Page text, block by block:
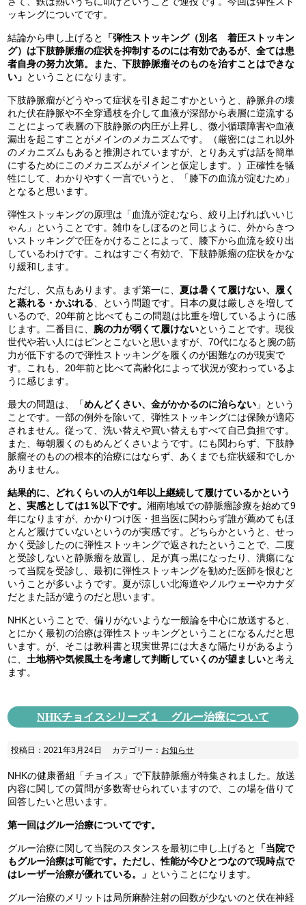
ッキングについてです。
結論から申し上げると
「弾性ストッキング（別名 着圧ストッキン
グ）は下肢静脈瘤の症状を抑制するのには有効であるが、全ては患
者自身の努力次第。また、下肢静脈瘤そのものを治すことはできな
い」 ということになります。
下肢静脈瘤がどうやって症状を引き起こすかというと、静脈弁の壊
れた伏在静脈や不全穿通枝を介して血液が深部から表層に逆流する
ことによって表層の下肢静脈の内圧が上昇し、微小循環障害や血液
漏出を起こすことがメインのメカニズムです。（厳密にはこれ以外
のメカニズムもあると推測されていますが、とりあえずは話を簡単
にするためにこのメカニズムがメインと仮定します。）正確性を犠
牲にして、わかりやすく一言でいうと、「膝下の血流が淀むため」
となると思います。
弾性ストッキングの原理は「血流が淀むなら、絞り上げればいいじ
ゃん」ということです。雑巾をしぼるのと同じように、外からきつ
いストッキングで圧をかけることによって、膝下から血流を絞り出
しているわけです。これはすごく有効で、下肢静脈瘤の症状をかな
り緩和します。
ただし、欠点もあります。まず第一に、夏は暑くて履けない、履く
と蒸れる・かぶれる、という問題です。日本の夏は厳しさを増して
いるので、20年前と比べてもこの問題は比重を増しているように感
じます。二番目に、 腕の力が弱くて履けないということです。現役
世代や若い人にはピンとこないと思いますが、70代になると腕の筋
力が低下するので弾性ストッキングを履くのが困難なのが現実で
す。これも、20年前と比べて高齢化によって状況が変わっているよ
うに感じます。
最大の問題は、「めんどくさい、金がかかるのに治らない 」という
ことです。一部の例外を除いて、弾性ストッキングには保険が適応
されません。従って、洗い替えや買い替えもすべて自己負担です。
また、毎朝履くのもめんどくさいようです。にも関わらず、下肢静
脈瘤そのものの根本的治療にはならず、あくまでも症状緩和でしか
ありません。
結果的に、どれくらいの人が1年以上継続して履けているかという
と、実感としては1％以下です。湘南地域での静脈瘤診療を始めて9
年になりますが、かかりつけ医・担当医に関わらず誰が薦めてもほ
とんど履けていないというのが実感です。どちらかというと、せっ
かく受診したのに弾性ストッキングで返されたということで、二度
と受診しないと静脈瘤を放置し、足が真っ黒になったり、潰瘍にな
って当院を受診し、最初に弾性ストッキングを勧めた医師を恨むと
いうことが多いようです。夏が涼しい北海道やノルウェーやカナダ
だとまた話が違うのだと思います。
NHKということで、偏りがないような一般論を中心に放送すると、
とにかく最初の治療は弾性ストッキングということになるんだと思
います。が、そこは教科書と現実世界には大きな隔たりがあるよう
に、土地柄や気候風土を考慮して判断していくのが望ましいと考え
ます。
NHKチョイスシリーズ１ グルー治療について
投稿日：2021年3月24日 カテゴリー： お知らせ
NHKの健康番組「チョイス」で下肢静脈瘤が特集されました。放送
内容に関しての質問が多数寄せられていますので、この場を借りて
回答したいと思います。
第一回はグルー治療についてです。
グルー治療に関して当院のスタンスを最初に申し上げると
「当院で
もグルー治療は可能です。ただし、性能が今ひとつなので現時点で
はレーザー治療が優れている。」 ということになります。
グルー治療のメリットは局所麻酔注射の回数が少ないのと伏在神経